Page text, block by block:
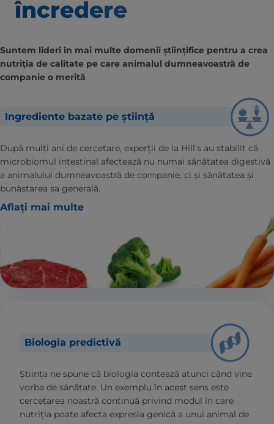
încredere
Suntem lideri în mai multe domenii științifice pentru a crea
nutriția de calitate pe care animalul dumneavoastră de
companie o merită
Ingrediente bazate pe știință
După mulți ani de cercetare, experții de la Hill's au stabilit că
microbiomul intestinal afectează nu numai sănătatea digestivă
a animalului dumneavoastră de companie, ci și sănătatea și
bunăstarea sa generală.
Aflați mai multe
Biologia predictivă
Știința ne spune că biologia contează atunci când vine
vorba de sănătate. Un exemplu în acest sens este
cercetarea noastră continuă privind modul în care
nutriția poate afecta expresia genică a unui animal de